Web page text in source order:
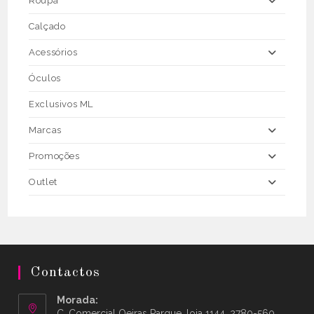
Calçado
Acessórios
Óculos
Exclusivos ML
Marcas
Promoções
Outlet
Contactos
Morada: